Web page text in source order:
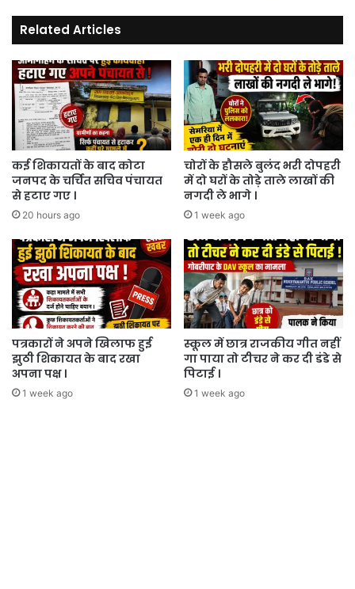
Related Articles
कई शिकायतों के बाद कोटा
जनपद के चर्चित सचिव पंचायत
से हटाए गए ।
20 hours ago
चोरों के हौसले बुलंद भरी दोपहरी
में दो घरों के तोड़े ताले लाखों की
नगदी ले भागे ।
1 week ago
पत्रकारों ने अपने खिलाफ हुई
झुठी शिकायत के बाद रखा
अपना पक्ष ।
1 week ago
स्कूल में छात्र राजकीय गीत नहीं
गा पाया तो टीचर ने कर दी डंडे से
पिटाई ।
1 week ago